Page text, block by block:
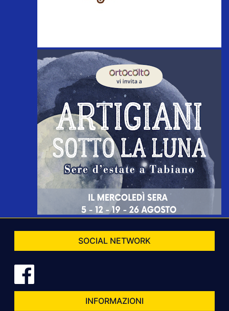
SOCIAL NETWORK
INFORMAZIONI